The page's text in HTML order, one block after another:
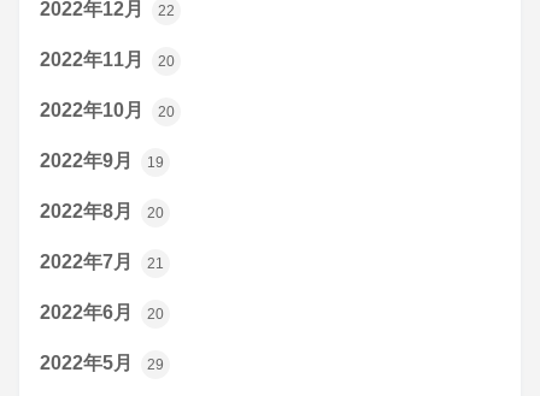
2022年12月 22
2022年11月 20
2022年10月 20
2022年9月 19
2022年8月 20
2022年7月 21
2022年6月 20
2022年5月 29